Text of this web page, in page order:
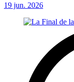
19 jun. 2026